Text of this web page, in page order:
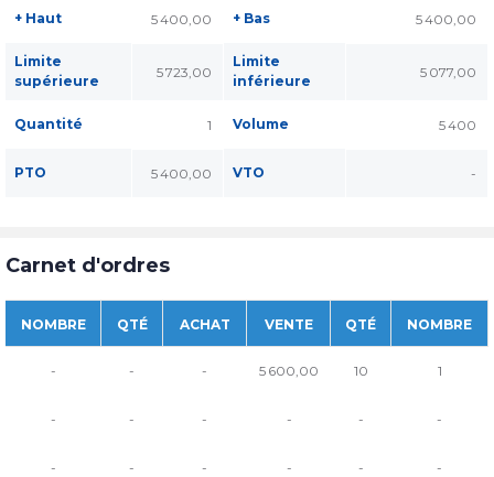
+ Haut 5 400,00 + Bas 5 400,00
Limite
supérieure
5 723,00
Limite
inférieure
5 077,00
Quantité 1 Volume 5 400
PTO 5 400,00 VTO -
Carnet d'ordres
NOMBRE QTÉ ACHAT
- - -
- - -
- - -
VENTE QTÉ NOMBRE
5 600,00 10 1
- - -
- - -